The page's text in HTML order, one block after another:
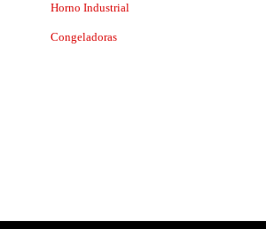
Horno Industrial
Congeladoras